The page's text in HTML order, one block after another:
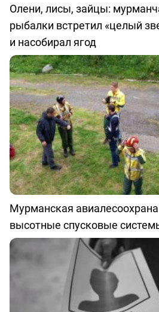
Олени, лисы, зайцы:
рыбалки встретил «целый
и насобирал ягод
Мурманская
высотные спусковые